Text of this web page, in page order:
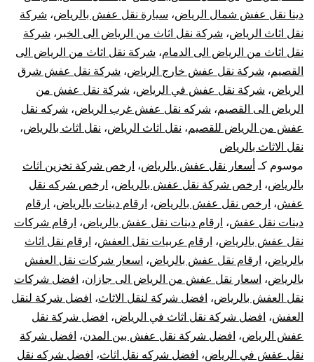
فك
تركيب
تغليف
ضمان
دينا نقل عفش شمال الرياض، سيارة نقل عفش بالرياض، شركة
نقل اثاث الرياض، شركة نقل اثاث من الرياض الى الخبر ، شركة
نقل اثاث من الرياض الى الدمام، شركة نقل اثاث من الرياض الى
القصيم، شركة نقل عفش خارج الرياض، شركة نقل عفش شرق
الرياض، شركة نقل عفش في الرياض، شركة نقل عفش من
الرياض الى القصيم، شركه نقل عفش غرب الرياض، شركه نقل
عفش من الرياض للقصيم، نقل اثاث الرياض، نقل اثاث بالرياض،
نقل الاثاث بالرياض
موسوم كـ أسعار نقل عفش بالرياض، ارخص شركة تخزين اثاث
بالرياض، ارخص شركة نقل عفش بالرياض، ارخص شركه نقل
عفش، ارخص نقل عفش بالرياض، ارقام دينات بالرياض، ارقام
دينات نقل عفش، ارقام دينات نقل عفش بالرياض، ارقام شركات
نقل عفش بالرياض، ارقام عربيات نقل العفش، ارقام نقل اثاث
بالرياض، ارقام نقل عفش بالرياض، اسعار شركات نقل العفش
بالرياض، اسعار نقل عفش من الرياض الى جازان، افضل شركات
نقل العفش بالرياض، افضل شركة لنقل الاثاث، افضل شركة لنقل
العفش، افضل شركة نقل اثاث في الرياض، افضل شركة نقل
عفش الرياض، افضل شركة نقل عفش بين المدن، افضل شركة
نقل عفش في الرياض، افضل شركه نقل اثاث، افضل شركه نقل